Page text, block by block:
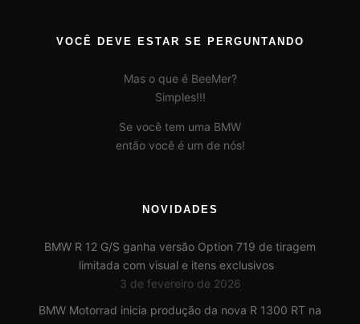
VOCÊ DEVE ESTAR SE PERGUNTANDO
Mas o que é BeeMer?
Simples!!!
Se você tem uma BMW
então você é um de nós!
NOVIDADES
BMW R 12 G/S ganha versão Option 719 de tiragem
limitada com visual e itens exclusivos
3 de fevereiro de 2026
BMW Motorrad inicia produção da nova R 1300 RT na